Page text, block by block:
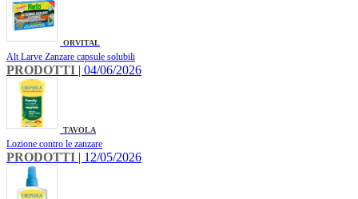
ORVITAL
Alt Larve Zanzare capsule solubili
PRODOTTI | 04/06/2026
TAVOLA
Lozione contro le zanzare
PRODOTTI | 12/05/2026